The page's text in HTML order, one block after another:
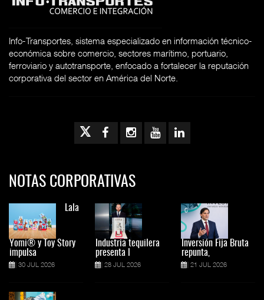
Info-Transportes, sistema especializado en información técnico-
económica sobre comercio, sectores marítimo, portuario,
ferroviario y autotransporte, enfocado a fortalecer la reputación
corporativa del sector en América del Norte.
NOTAS CORPORATIVAS
Lala
Yomi® y Toy Story
impulsa
30 JUL 2026
Industria tequilera
presenta l
28 JUL 2026
Inversión Fija Bruta
repunta,
21 JUL 2026